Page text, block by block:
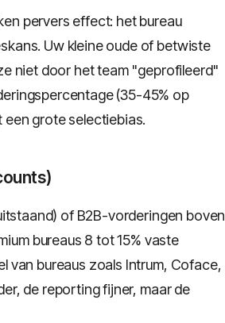
pervers effect: het bureau
Uw kleine oude of betwiste
niet door het team "geprofileerd"
(35-45% op
een grote selectiebias.
of B2B-vorderingen boven
bureaus 8 tot 15% vaste
van bureaus zoals Intrum, Coface,
de reporting fijner, maar de